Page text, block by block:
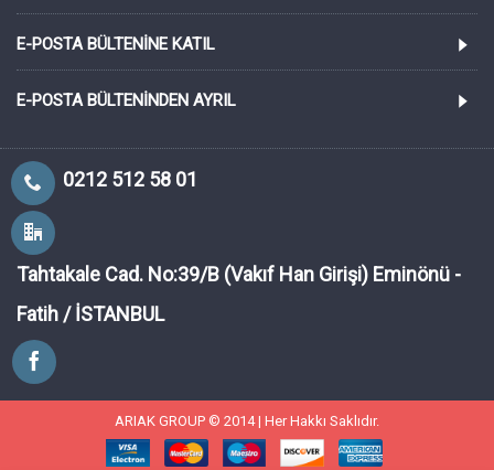
E-POSTA BÜLTENINE KATIL
E-POSTA BÜLTENINDEN AYRIL
0212 512 58 01
Tahtakale Cad. No:39/B (Vakıf Han Girişi) Eminönü -
Fatih / İSTANBUL
ARIAK GROUP © 2014 | Her Hakkı Saklıdır.